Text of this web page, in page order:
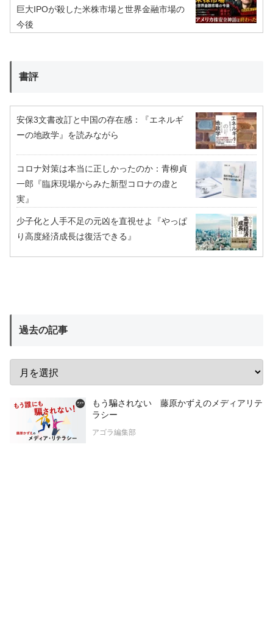
巨大IPOが殺した米株市場と世界金融市場の
今後
書評
安保3文書改訂と中国の存在感：『エネルギ
ーの地政学』を読みながら
コロナ対策は本当に正しかったのか：青柳貞
一郎『臨床現場からみた新型コロナの虚と
実』
少子化と人手不足の元凶を直視せよ『やっぱ
り高度経済成長は復活できる』
過去の記事
もう騙されない 藤原かずえのメディアリテ
ラシー
アゴラ編集部